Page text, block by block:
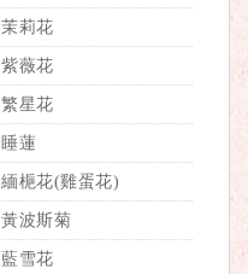
茉莉花
紫薇花
繁星花
睡蓮
緬梔花(雞蛋花)
黃波斯菊
藍雪花